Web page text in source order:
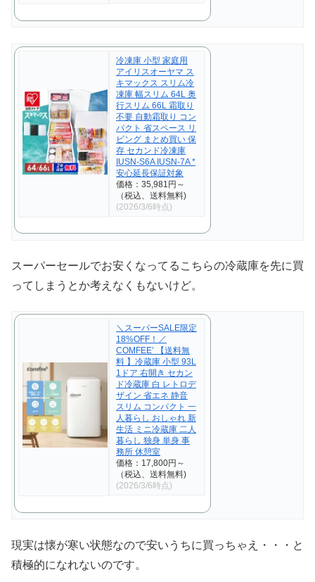
冷凍庫 小型 家庭用
アイリスオーヤマ ス
キマックス スリム冷
凍庫 幅スリム 64L 奥
行スリム 66L 霜取り
不要 自動霜取り コン
パクト 省スペース リ
ビング まとめ買い 保
存 セカンド冷凍庫
IUSN-S6A IUSN-7A *
安心延長保証対象
価格：35,981円～
（税込、送料無料)
(2026/3/6時点)
スーパーセールでお安くなってるこちらの冷蔵庫を先に買
ってしまうとか考えなくもないけど。
＼スーパーSALE限定
18%OFF！／
COMFEE’ 【送料無
料 】冷蔵庫 小型 93L
1ドア 右開き セカン
ド冷蔵庫 白 レトロデ
ザイン 省エネ 静音
スリム コンパクト 一
人暮らし おしゃれ 新
生活 ミニ冷蔵庫 二人
暮らし 独身 単身 事
務所 休憩室
価格：17,800円～
（税込、送料無料)
(2026/3/6時点)
現実は懐が寒い状態なので安いうちに買っちゃえ・・・と
積極的になれないのです。